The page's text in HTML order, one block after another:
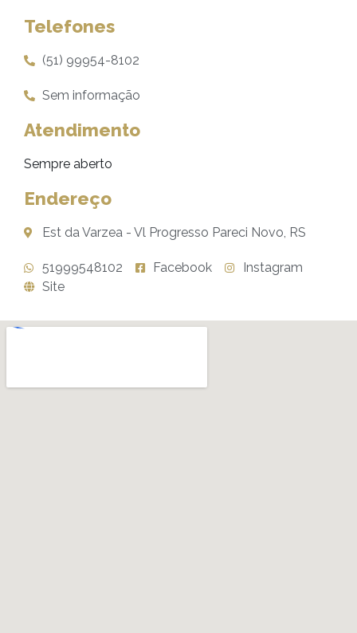
Telefones
(51) 99954-8102
Sem informação
Atendimento
Sempre aberto
Endereço
Est da Varzea - Vl Progresso Pareci Novo, RS
51999548102 Facebook
Instagram
Site